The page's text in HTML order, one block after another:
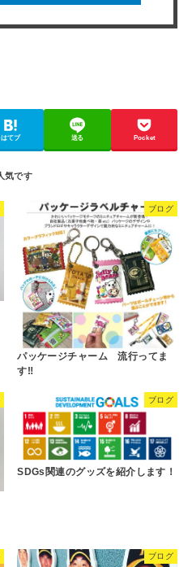
はてブ 送る Pocket
ブログ
パッケージチャーム 流行ってま
す‼
ブログ
SDGs関連のグッズを紹介します！
ブログ